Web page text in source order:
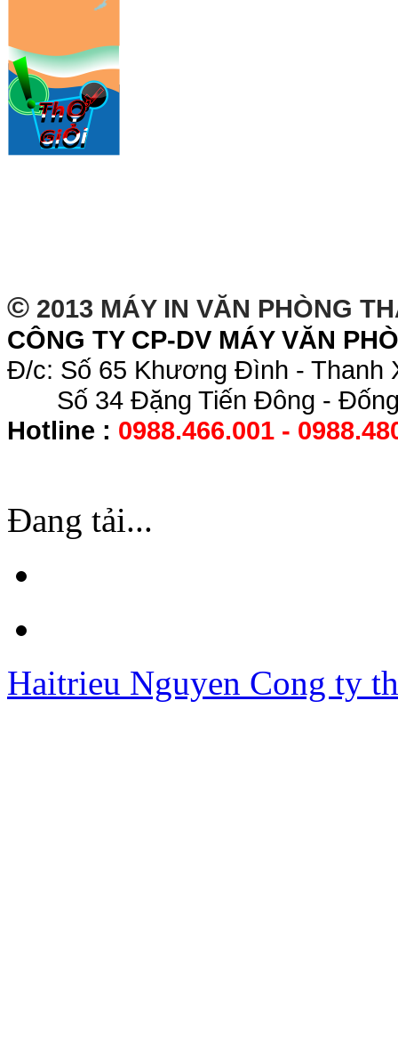
© 2013 MÁY IN VĂN PHÒNG
CÔNG TY CP-DV MÁY VĂN
Đ/c: Số 65 Khương Đình - Thanh
Số 34 Đặng Tiến Đông -
Hotline : 0988.466.001 -
Đang tải...
Haitrieu Nguyen Cong ty